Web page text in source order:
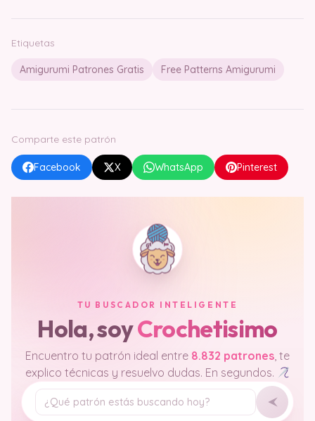
Etiquetas
Amigurumi Patrones Gratis Free Patterns Amigurumi
Comparte este patrón
Facebook X WhatsApp Pinterest
TU BUSCADOR INTELIGENTE
Hola, soyCrochetisimo
Encuentro tu patrón ideal entre 8.832 patrones, te
explico técnicas y resuelvo dudas. En segundos.
Tu pregunta